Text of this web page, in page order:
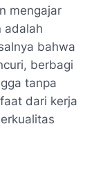
mengajar
adalah
bahwa
berbagi
tanpa
dari kerja